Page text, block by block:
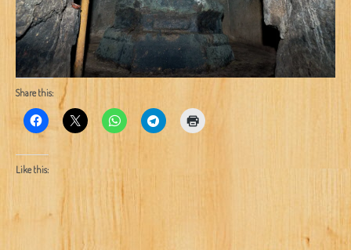
Share this:
Like this: